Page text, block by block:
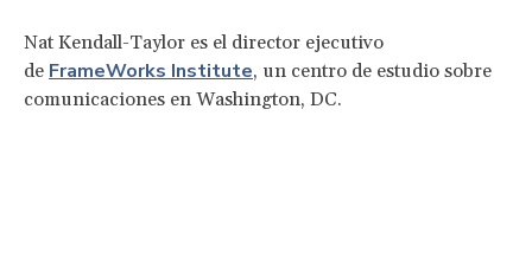
Nat Kendall-Taylor es el director ejecutivo
de FrameWorks Institute, un centro de estudio sobre
comunicaciones en Washington, DC.